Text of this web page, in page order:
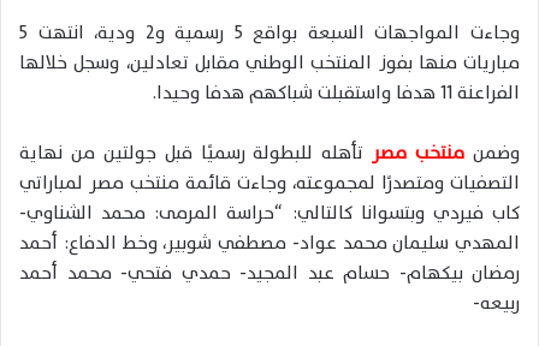
وجاءت المواجهات السبعة بواقع 5 رسمية و2 ودية، انتهت 5
مباريات منها بفوز المنتخب الوطني مقابل تعادلين، وسجل خلالها
الفراعنة 11 هدفا واستقبلت شباكهم هدفا وحيدا.
وضمن منتخب مصر تأهله للبطولة رسميًا قبل جولتين من نهاية
التصفيات ومتصدرًا لمجموعته، وجاءت قائمة منتخب مصر لمباراتي
كاب فيردي وبتسوانا كالتالي: “حراسة المرمى: محمد الشناوي-
المهدي سليمان محمد عواد- مصطفي شوبير، وخط الدفاع: أحمد
رمضان بيكهام- حسام عبد المجيد- حمدي فتحي- محمد أحمد
ربيعه-